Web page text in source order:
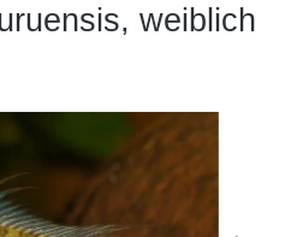
weiblich